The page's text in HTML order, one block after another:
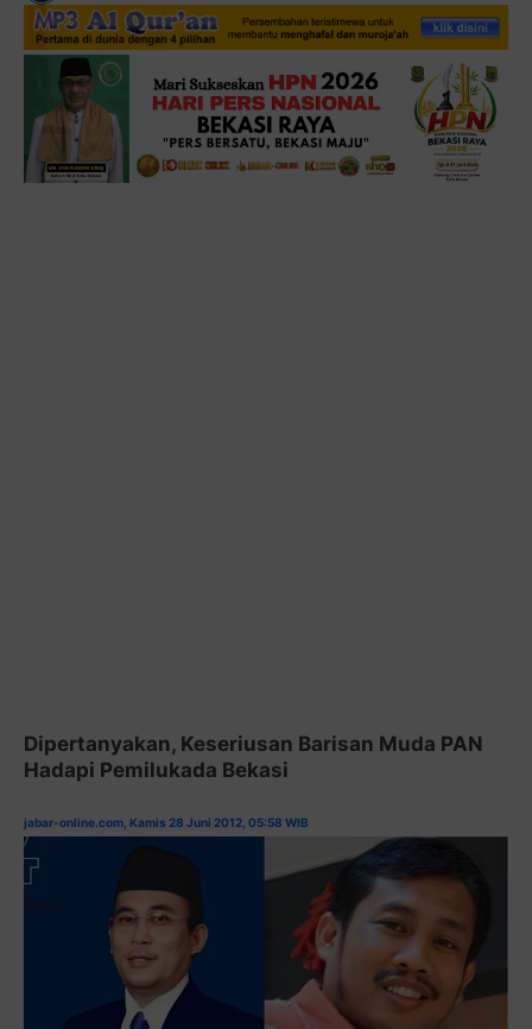
Dipertanyakan, Keseriusan Barisan Muda PAN
Hadapi Pemilukada Bekasi
jabar-online.com, Kamis 28 Juni 2012, 05:58 WIB